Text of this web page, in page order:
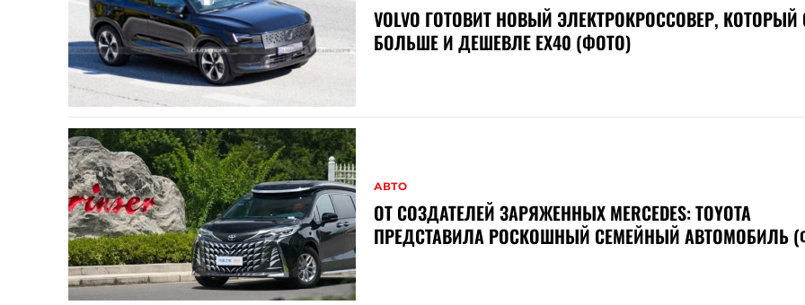
VOLVO ГОТОВИТ НОВЫЙ ЭЛЕКТРОКРОССОВЕР, КОТОРЫЙ
БОЛЬШЕ И ДЕШЕВЛЕ EX40 (ФОТО)
АВТО
ОТ СОЗДАТЕЛЕЙ ЗАРЯЖЕННЫХ MERCEDES: TOYOTA
ПРЕДСТАВИЛА РОСКОШНЫЙ СЕМЕЙНЫЙ АВТОМОБИЛЬ